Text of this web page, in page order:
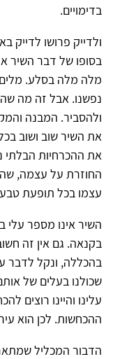
בדימויים.
ולדייק פרושו לדייק
בסופו של דבר השיר
מלה מלה בסלע.
נפשנו. אבל זה מה
ולהסביר. המבנה
את השיר שוב ושוב
את ההכרחיות
החוזרת על עצמה,
עצמו בכל תופעת
השיר אינו מספר עלי
בקנאה. גם אין זה
בהכללה, ונקל לדבר
שכולנו בעלים של
עלינו והיינו רוצים
ההכחשות. לכן הוא
הדבור המכליל